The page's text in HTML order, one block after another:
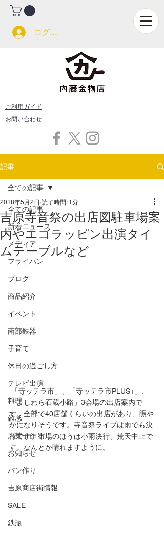
ログイン
ご利用ガイド
お問い合わせ
記事
全ての記事
新着ニュース
メディア
フライパン
ブログ
商品紹介
イベント
南部鉄器
子育て
休日の過ごし方
テレビ出演
料理
雑感
お菓子作り
お知らせ
パン作り
吉原商店街情報
SALE
鉄瓶
全ての記事
吉原寺音祭の出店図駐車場案
内やエゴラッピン出演タイ
ムテーブルなど
2018年5月2日 読了時間: 1分
「よしわら石蔵小路」3会場の出店案内で
す。全部で40店舗くらいの出店があり、賑や
かになりそうです。寺音祭ライブは雨でも決
行です。市場のほうは小雨決行、荒天中止で
す。なんとか晴れますように。